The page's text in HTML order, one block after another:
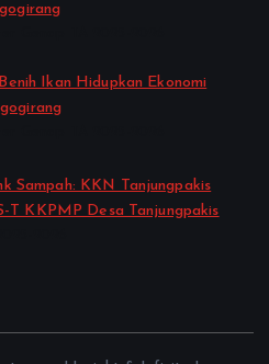
Ikan Hidupkan Ekonomi
Sampah: KKN Tanjungpakis
T KKPMP Desa Tanjungpakis
2026